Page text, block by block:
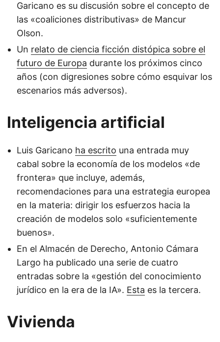
Garicano es su discusión sobre el concepto de
las «coaliciones distributivas» de Mancur
Olson.
Un relato de ciencia ficción distópica sobre el
futuro de Europa durante los próximos cinco
años (con digresiones sobre cómo esquivar los
escenarios más adversos).
Inteligencia artificial
Luis Garicano ha escrito una entrada muy
cabal sobre la economía de los modelos «de
frontera» que incluye, además,
recomendaciones para una estrategia europea
en la materia: dirigir los esfuerzos hacia la
creación de modelos solo «suficientemente
buenos».
En el Almacén de Derecho, Antonio Cámara
Largo ha publicado una serie de cuatro
entradas sobre la «gestión del conocimiento
jurídico en la era de la IA». Esta es la tercera.
Vivienda